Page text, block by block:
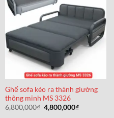
Ghế sofa kéo ra thành giường
thông minh MS 3326
6,800,000₫ Giá
gốc
4,800,000₫Giá